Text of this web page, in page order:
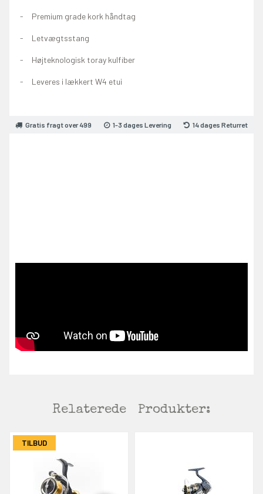
Premium grade kork håndtag
Letvægtsstang
Højteknologisk toray kulfiber
Leveres i lækkert W4 etui
Gratis fragt over 499 1-3 dages Levering 14 dages Returret
Relaterede Produkter:
TILBUD